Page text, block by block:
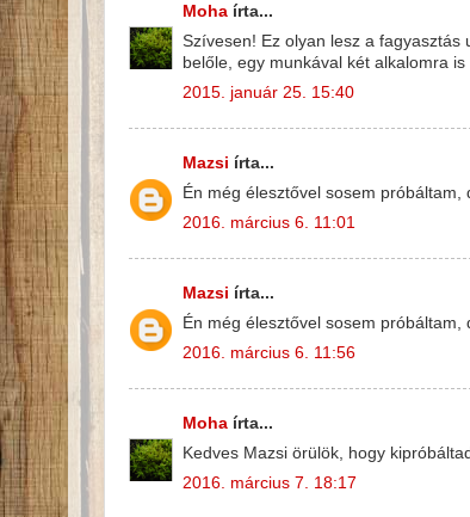
Moha írta...
Szívesen! Ez olyan lesz a
belőle, egy munkával két alkalomra is
2015. január 25. 15:40
Mazsi írta...
Én még élesztővel sosem próbáltam,
2016. március 6. 11:01
Mazsi írta...
Én még élesztővel sosem próbáltam,
2016. március 6. 11:56
Moha írta...
Kedves Mazsi örülök, hogy
2016. március 7. 18:17